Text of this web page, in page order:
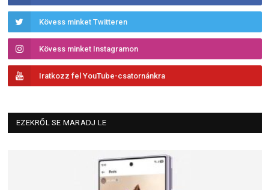
Kövess minket Twitteren
Kövess minket Instagramon
Iratkozz fel YouTube-csatornánkra
EZEKRŐL SE MARADJ LE